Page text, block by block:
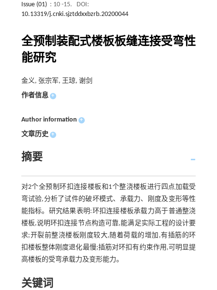
Issue (01) : 10 -15.
DOI:
10.13319/j.cnki.sjztddxxbzrb.20200044
全预制装配式楼板板缝连接受弯性
能研究
金义, 张宗军, 王琼, 谢剑
作者信息 +
Author information +
文章历史 +
摘要
对2个全预制环扣连接楼板和1个整浇楼板进行四点加载受
弯试验,分析了试件的破坏模式、承载力、刚度及变形等性
能指标。研究结果表明:环扣连接楼板承载力高于普通整浇
楼板,说明环扣连接节点构造可靠,能满足实际工程的设计要
求;开裂前整浇楼板刚度较大,随着荷载的增加,有插筋的环
扣楼板整体刚度退化最慢;插筋对环扣有约束作用,可明显提
高楼板的受弯承载力及变形能力。
关键词